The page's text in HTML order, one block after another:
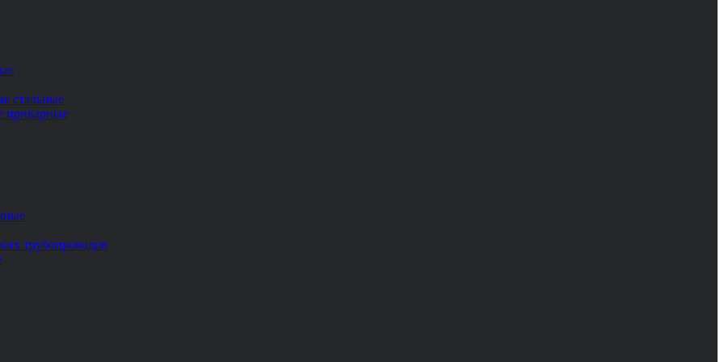
стальные
приварные
трубопроводов